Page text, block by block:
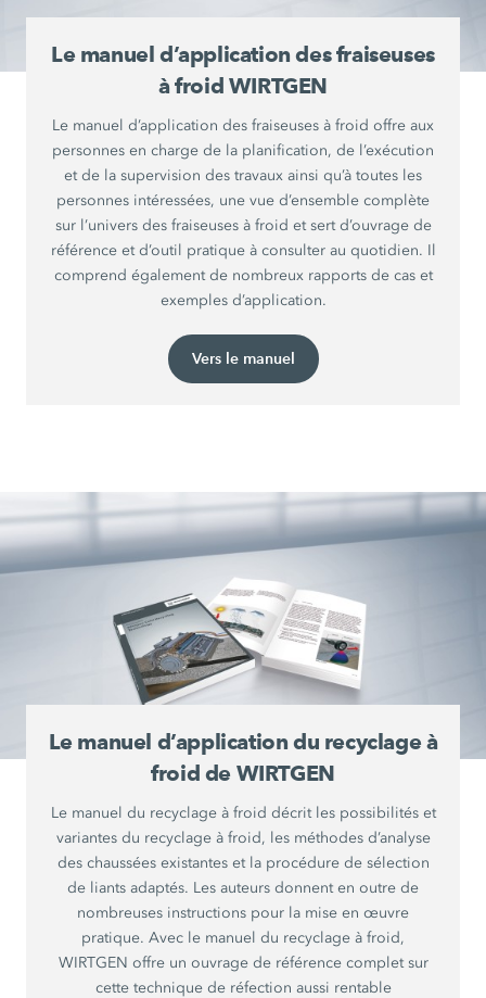
Le manuel d’application des fraiseuses
à froid WIRTGEN
Le manuel d’application des fraiseuses à froid offre aux
personnes en charge de la planification, de l’exécution
et de la supervision des travaux ainsi qu’à toutes les
personnes intéressées, une vue d’ensemble complète
sur l’univers des fraiseuses à froid et sert d’ouvrage de
référence et d’outil pratique à consulter au quotidien. Il
comprend également de nombreux rapports de cas et
exemples d’application.
Vers le manuel
Le manuel d’application du recyclage à
froid de WIRTGEN
Le manuel du recyclage à froid décrit les possibilités et
variantes du recyclage à froid, les méthodes d’analyse
des chaussées existantes et la procédure de sélection
de liants adaptés. Les auteurs donnent en outre de
nombreuses instructions pour la mise en œuvre
pratique. Avec le manuel du recyclage à froid,
WIRTGEN offre un ouvrage de référence complet sur
cette technique de réfection aussi rentable